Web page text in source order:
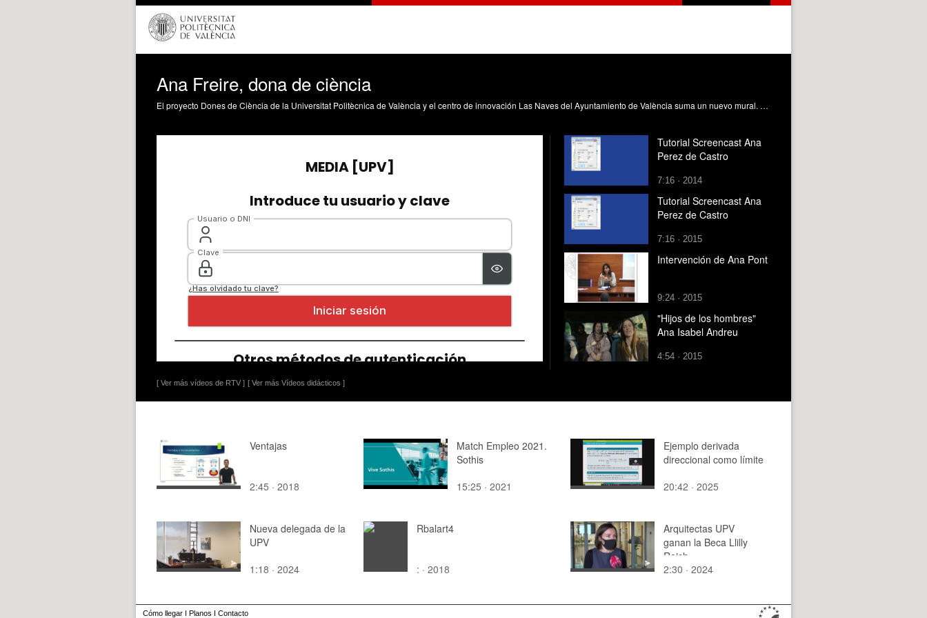
Ana Freire, dona de ciència
El proyecto Dones de Ciència de la Universitat Politècnica de València y el centro de innovación Las Naves del Ayuntamiento de València suma un nuevo mural. Situado en el CEIP Tomás de Villarroya, es obra de la artista mexicana Mª Antonieta Canfield (@antonietacanfieldart) y rinde tributo a Ana Freire, la ingeniera e investigadora gallega que busca salvar vidas a través de los algoritmos.
[ Ver más vídeos de RTV ] [ Ver más Vídeos didácticos ]
Tutorial Screencast Ana
Perez de Castro
7:16 · 2014
Tutorial Screencast Ana
Perez de Castro
7:16 · 2015
Intervención de Ana Pont
9:24 · 2015
"Hijos de los hombres"
Ana Isabel Andreu
4:54 · 2015
Ventajas
2:45 · 2018
Match Empleo 2021.
Sothis
15:25 · 2021
Ejemplo derivada
direccional como límite
20:42 · 2025
Nueva delegada de la
UPV
1:18 · 2024
Rbalart4
: · 2018
Arquitectas UPV
ganan la Beca Llilly
Reich
2:30 · 2024
Cómo llegar I Planos I Contacto